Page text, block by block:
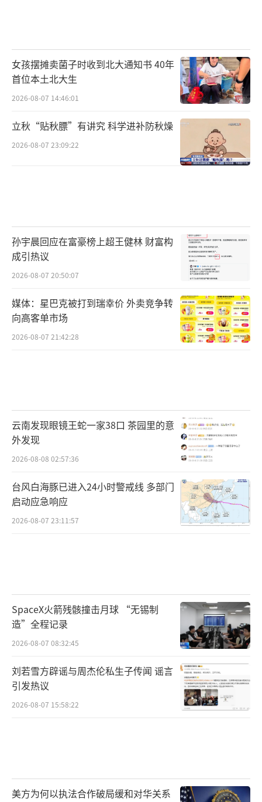
女孩摆摊卖菌子时收到北大通知书 40年
首位本土北大生
2026-08-07 14:46:01
立秋“贴秋膘”有讲究 科学进补防秋燥
2026-08-07 23:09:22
孙宇晨回应在富豪榜上超王健林 财富构
成引热议
2026-08-07 20:50:07
媒体：星巴克被打到瑞幸价 外卖竞争转
向高客单市场
2026-08-07 21:42:28
云南发现眼镜王蛇一家38口 茶园里的意
外发现
2026-08-08 02:57:36
台风白海豚已进入24小时警戒线 多部门
启动应急响应
2026-08-07 23:11:57
SpaceX火箭残骸撞击月球 “无锡制
造”全程记录
2026-08-07 08:32:45
刘若雪方辟谣与周杰伦私生子传闻 谣言
引发热议
2026-08-07 15:58:22
美方为何以执法合作破局缓和对华关系